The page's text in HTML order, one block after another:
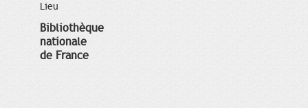
Lieu
Bibliothèque
nationale
de France